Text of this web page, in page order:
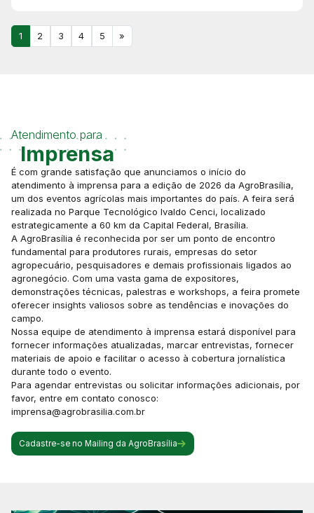
1 2 3 4 5 »
Atendimento para
Imprensa
É com grande satisfação que anunciamos o início do
atendimento à imprensa para a edição de 2026 da AgroBrasília,
um dos eventos agrícolas mais importantes do país. A feira será
realizada no Parque Tecnológico Ivaldo Cenci, localizado
estrategicamente a 60 km da Capital Federal, Brasília.
A AgroBrasília é reconhecida por ser um ponto de encontro
fundamental para produtores rurais, empresas do setor
agropecuário, pesquisadores e demais profissionais ligados ao
agronegócio. Com uma vasta gama de expositores,
demonstrações técnicas, palestras e workshops, a feira promete
oferecer insights valiosos sobre as tendências e inovações do
campo.
Nossa equipe de atendimento à imprensa estará disponível para
fornecer informações atualizadas, marcar entrevistas, fornecer
materiais de apoio e facilitar o acesso à cobertura jornalística
durante todo o evento.
Para agendar entrevistas ou solicitar informações adicionais, por
favor, entre em contato conosco:
imprensa@agrobrasilia.com.br
Cadastre-se no Mailing da AgroBrasília